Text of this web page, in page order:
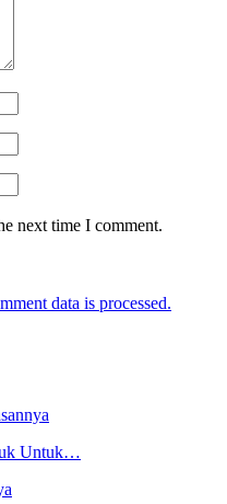
next time I comment.
data is processed.
Untuk…